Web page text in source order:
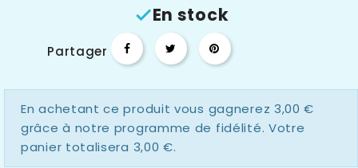
En stock
Partager
En achetant ce produit vous gagnerez 3,00 €
grâce à notre programme de fidélité. Votre
panier totalisera 3,00 €.